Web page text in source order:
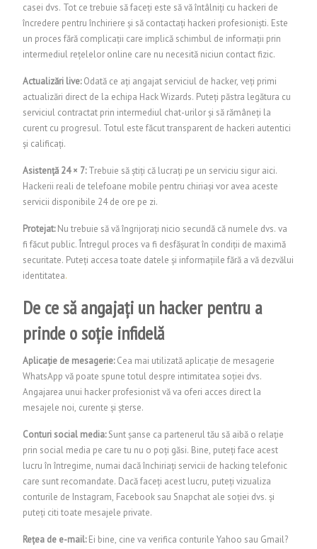
casei dvs. Tot ce trebuie să faceți este să vă întâlniți cu hackeri de
încredere pentru închiriere și să contactați hackeri profesioniști. Este
un proces fără complicații care implică schimbul de informații prin
intermediul rețelelor online care nu necesită niciun contact fizic.
Actualizări live:Odată ce ați angajat serviciul de hacker, veți primi
actualizări direct de la echipa Hack Wizards. Puteți păstra legătura cu
serviciul contractat prin intermediul chat-urilor și să rămâneți la
curent cu progresul. Totul este făcut transparent de hackeri autentici
și calificați.
Asistență 24 × 7:Trebuie să știți că lucrați pe un serviciu sigur aici.
Hackerii reali de telefoane mobile pentru chiriași vor avea aceste
servicii disponibile 24 de ore pe zi.
Protejat:Nu trebuie să vă îngrijorați nicio secundă că numele dvs. va
fi făcut public. Întregul proces va fi desfășurat în condiții de maximă
securitate. Puteți accesa toate datele și informațiile fără a vă dezvălui
identitatea.
De ce să angajați un hacker pentru a
prinde o soție infidelă
Aplicație de mesagerie:Cea mai utilizată aplicație de mesagerie
WhatsApp vă poate spune totul despre intimitatea soției dvs.
Angajarea unui hacker profesionist vă va oferi acces direct la
mesajele noi, curente și șterse.
Conturi social media:Sunt șanse ca partenerul tău să aibă o relație
prin social media pe care tu nu o poți găsi. Bine, puteți face acest
lucru în întregime, numai dacă închiriați servicii de hacking telefonic
care sunt recomandate. Dacă faceți acest lucru, puteți vizualiza
conturile de Instagram, Facebook sau Snapchat ale soției dvs. și
puteți citi toate mesajele private.
Rețea de e-mail:Ei bine, cine va verifica conturile Yahoo sau Gmail?